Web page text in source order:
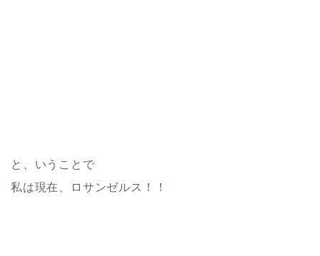
と、いうことで
私は現在、ロサンゼルス！！